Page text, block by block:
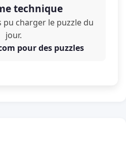
technique
pu charger le puzzle du
jour.
pour des puzzles